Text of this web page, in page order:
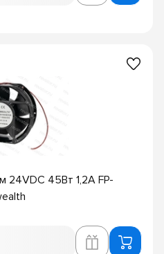
24VDC 45Вт 1,2А FP-